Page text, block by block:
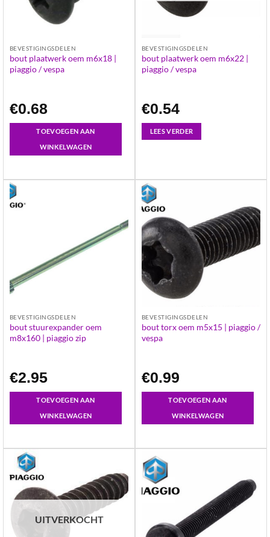
BEVESTIGINGSDELEN
bout plaatwerk oem m6x18 |
piaggio / vespa
€0.68
TOEVOEGEN AAN
WINKELWAGEN
BEVESTIGINGSDELEN
bout plaatwerk oem m6x22 |
piaggio / vespa
€0.54
LEES VERDER
BEVESTIGINGSDELEN
bout stuurexpander oem
m8x160 | piaggio zip
€2.95
TOEVOEGEN AAN
WINKELWAGEN
BEVESTIGINGSDELEN
bout torx oem m5x15 | piaggio /
vespa
€0.99
TOEVOEGEN AAN
WINKELWAGEN
UITVERKOCHT